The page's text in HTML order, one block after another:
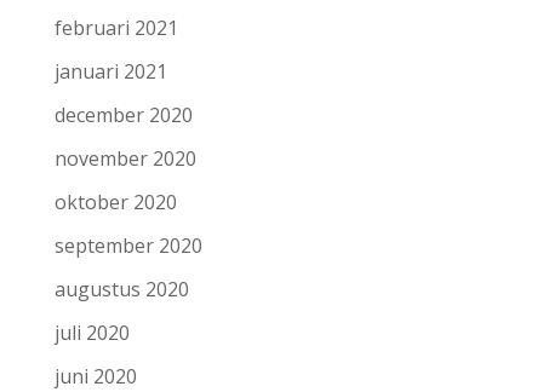
februari 2021
januari 2021
december 2020
november 2020
oktober 2020
september 2020
augustus 2020
juli 2020
juni 2020